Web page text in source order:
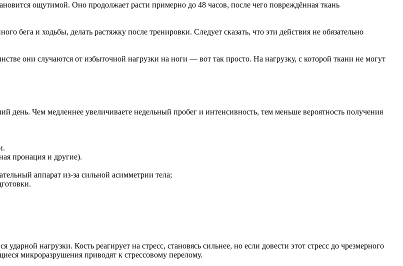
ощутимой. Оно продолжает расти примерно до 48 часов, после чего повреждённая ткань
бега и ходьбы, делать растяжку после тренировки. Следует сказать, что эти действия не обязательно
они случаются от избыточной нагрузки на ноги — вот так просто. На нагрузку, с которой ткани не могут
день. Чем медленнее увеличиваете недельный пробег и интенсивность, тем меньше вероятность получения
пронация и другие).
аппарат из-за сильной асимметрии тела;
нагрузки. Кость реагирует на стресс, становясь сильнее, но если довести этот стресс до чрезмерного
микроразрушения приводят к стрессовому перелому.